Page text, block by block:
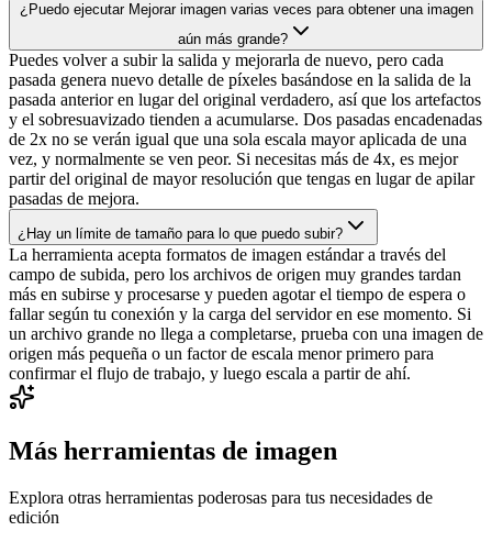
¿Puedo ejecutar Mejorar imagen varias veces para obtener una imagen
aún más grande?
Puedes volver a subir la salida y mejorarla de nuevo, pero cada
pasada genera nuevo detalle de píxeles basándose en la salida de la
pasada anterior en lugar del original verdadero, así que los artefactos
y el sobresuavizado tienden a acumularse. Dos pasadas encadenadas
de 2x no se verán igual que una sola escala mayor aplicada de una
vez, y normalmente se ven peor. Si necesitas más de 4x, es mejor
partir del original de mayor resolución que tengas en lugar de apilar
pasadas de mejora.
¿Hay un límite de tamaño para lo que puedo subir?
La herramienta acepta formatos de imagen estándar a través del
campo de subida, pero los archivos de origen muy grandes tardan
más en subirse y procesarse y pueden agotar el tiempo de espera o
fallar según tu conexión y la carga del servidor en ese momento. Si
un archivo grande no llega a completarse, prueba con una imagen de
origen más pequeña o un factor de escala menor primero para
confirmar el flujo de trabajo, y luego escala a partir de ahí.
Más herramientas de imagen
Explora otras herramientas poderosas para tus necesidades de
edición